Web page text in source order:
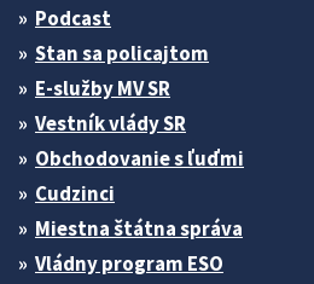
Podcast
Stan sa policajtom
E-služby MV SR
Vestník vlády SR
Obchodovanie s ľuďmi
Cudzinci
Miestna štátna správa
Vládny program ESO